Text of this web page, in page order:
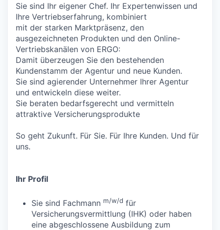
Sie sind Ihr eigener Chef. Ihr Expertenwissen und
Ihre Vertriebserfahrung, kombiniert
mit der starken Marktpräsenz, den
ausgezeichneten Produkten und den Online-
Vertriebskanälen von ERGO:
Damit überzeugen Sie den bestehenden
Kundenstamm der Agentur und neue Kunden.
Sie sind agierender Unternehmer Ihrer Agentur
und entwickeln diese weiter.
Sie beraten bedarfsgerecht und vermitteln
attraktive Versicherungsprodukte
So geht Zukunft. Für Sie. Für Ihre Kunden. Und für
uns.
Ihr Profil
Sie sind Fachmann m/w/d für
Versicherungsvermittlung (IHK) oder haben
eine abgeschlossene Ausbildung zum